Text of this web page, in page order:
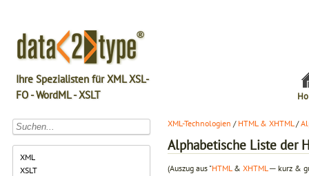
Ihre Spezialisten für XML XSL-
FO - WordML - XSLT
XML
XSLT
XML-Technologien / HTML & XHTML/
Alphabetische Liste der
(Auszug aus "HTML & XHTML ─ kurz &